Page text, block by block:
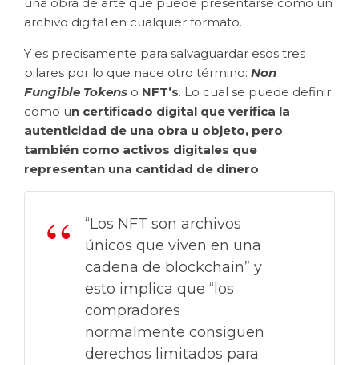
archivo digital en cualquier formato.
Y es precisamente para salvaguardar esos tres
pilares por lo que nace otro término: Non
Fungible Tokens o NFT’s. Lo cual se puede definir
como un certificado digital que verifica la
autenticidad de una obra u objeto, pero
también como activos digitales que
representan una cantidad de dinero.
“Los NFT son archivos
únicos que viven en una
cadena de blockchain” y
esto implica que “los
compradores
normalmente consiguen
derechos limitados para